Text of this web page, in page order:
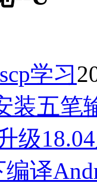
学习
装五笔
级
编译